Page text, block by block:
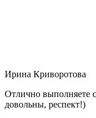
Ирина Криворотова
Отлично выполняете
довольны, респект!)